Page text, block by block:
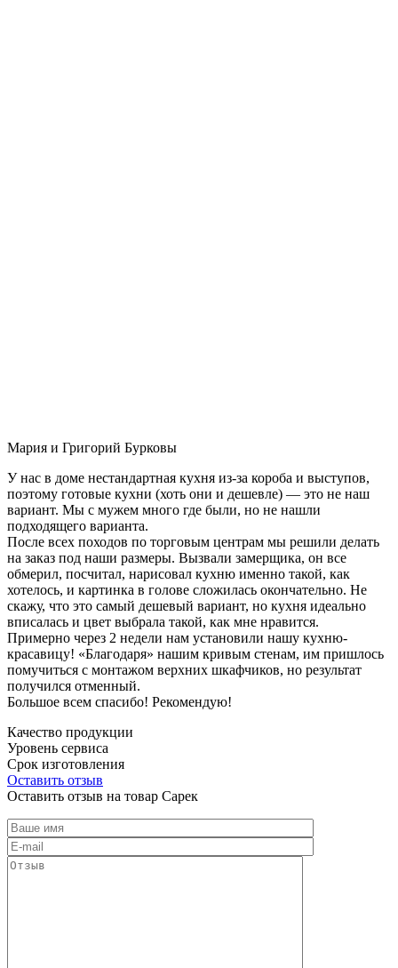
Мария и Григорий Бурковы
У нас в доме нестандартная кухня из-за короба и выступов,
поэтому готовые кухни (хоть они и дешевле) — это не наш
вариант. Мы с мужем много где были, но не нашли
подходящего варианта.
После всех походов по торговым центрам мы решили делать
на заказ под наши размеры. Вызвали замерщика, он все
обмерил, посчитал, нарисовал кухню именно такой, как
хотелось, и картинка в голове сложилась окончательно. Не
скажу, что это самый дешевый вариант, но кухня идеально
вписалась и цвет выбрала такой, как мне нравится.
Примерно через 2 недели нам установили нашу кухню-
красавицу! «Благодаря» нашим кривым стенам, им пришлось
помучиться с монтажом верхних шкафчиков, но результат
получился отменный.
Большое всем спасибо! Рекомендую!
Качество продукции
Уровень сервиса
Срок изготовления
Оставить отзыв
Оставить отзыв на товар Сарек